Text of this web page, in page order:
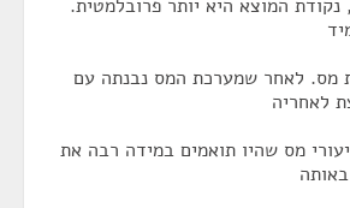
המוצא היא יותר פרובלמטית.
מס. לאחר שמערכת המס נבנתה עם
לאחריה
מס שהיו תואמים במידה רבה את